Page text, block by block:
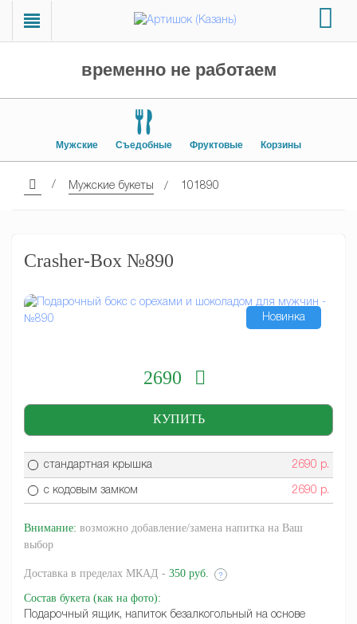
временно не работаем
Мужские Съедобные Фруктовые Корзины
Мужские букеты 101890
Новинка
Crasher-Box №890
2690
стандартная крышка 2690 р.
с кодовым замком 2690 р.
Внимание: возможно добавление/замена напитка на Ваш
выбор
Доставка в пределах МКАД - 350 руб. ?
Состав букета (как на фото):
Подарочный ящик, напиток безалкогольный на основе